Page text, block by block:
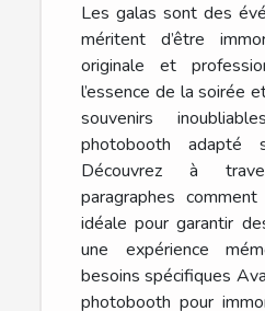
Les galas sont des
méritent d’être
originale et
l’essence de la soirée
souvenirs
photobooth adapté
Découvrez à
paragraphes
idéale pour garantir
une expérience
besoins spécifiques
photobooth pour